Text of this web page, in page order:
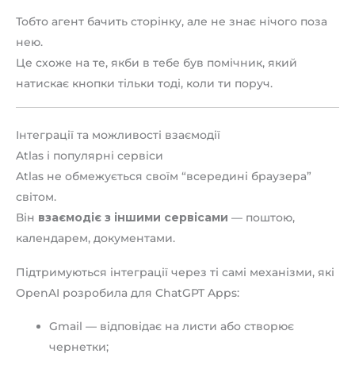
Тобто агент бачить сторінку, але не знає нічого поза
нею.
Це схоже на те, якби в тебе був помічник, який
натискає кнопки тільки тоді, коли ти поруч.
Інтеграції та можливості взаємодії
Atlas і популярні сервіси
Atlas не обмежується своїм “всередині браузера”
світом.
Він взаємодіє з іншими сервісами — поштою,
календарем, документами.
Підтримуються інтеграції через ті самі механізми, які
OpenAI розробила для ChatGPT Apps:
Gmail — відповідає на листи або створює
чернетки;